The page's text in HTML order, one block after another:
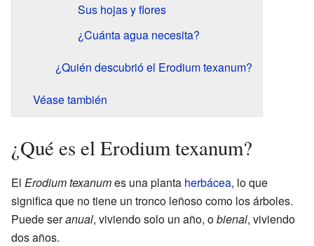
Sus hojas y flores
¿Cuánta agua necesita?
¿Quién descubrió el Erodium texanum?
Véase también
¿Qué es el Erodium texanum?
El Erodium texanumes una planta herbácea, lo que
significa que no tiene un tronco leñoso como los árboles.
Puede seranual, viviendo solo un año, obienal, viviendo
dos años.